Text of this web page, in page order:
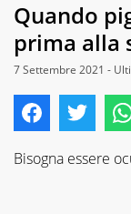
Quando
prima alla
7 Settembre 2021 -
Bisogna essere